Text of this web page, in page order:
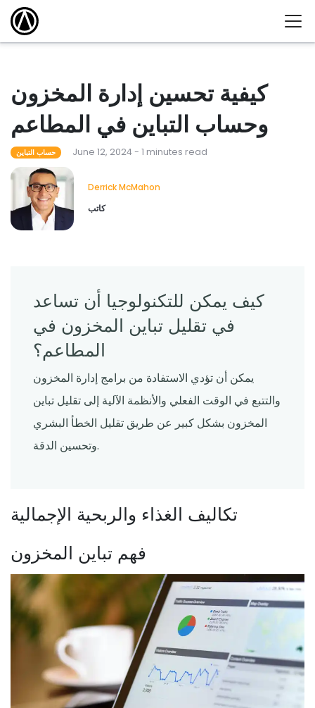
كيفية تحسين إدارة المخزون
وحساب التباين في المطاعم
حساب التباين June 12, 2024 - 1 minutes read
Derrick McMahon
كاتب
كيف يمكن للتكنولوجيا أن تساعد
في تقليل تباين المخزون في
المطاعم؟
يمكن أن تؤدي الاستفادة من برامج إدارة المخزون
والتتبع في الوقت الفعلي والأنظمة الآلية إلى تقليل تباين
المخزون بشكل كبير عن طريق تقليل الخطأ البشري
وتحسين الدقة.
تكاليف الغذاء والربحية الإجمالية
فهم تباين المخزون